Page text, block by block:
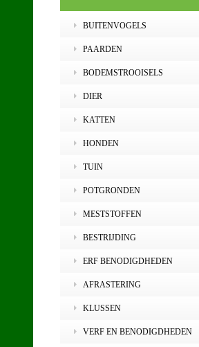
BUITENVOGELS
PAARDEN
BODEMSTROOISELS
DIER
KATTEN
HONDEN
TUIN
POTGRONDEN
MESTSTOFFEN
BESTRIJDING
ERF BENODIGDHEDEN
AFRASTERING
KLUSSEN
VERF EN BENODIGDHEDEN